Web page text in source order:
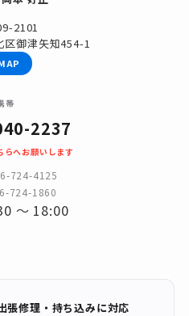
2101
区御津矢知454-1
帯
2237
へお願いします
724-4125
724-1860
〜 18:00
張修理・持ち込みに対応